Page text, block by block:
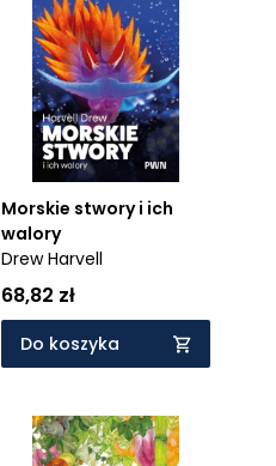
Morskie stwory i ich
walory
Drew Harvell
68,82 zł
Do koszyka